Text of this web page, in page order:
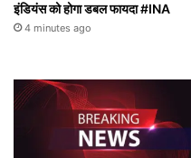
इंडियंस को होगा डबल फायदा #INA
4 minutes ago